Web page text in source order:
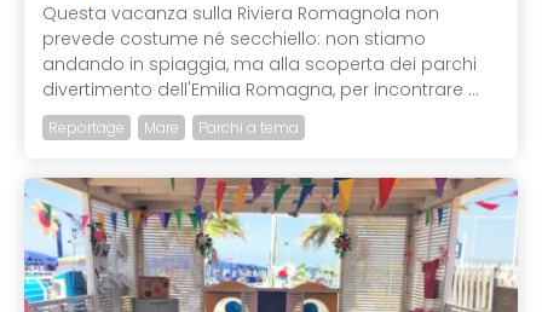
Questa vacanza sulla Riviera Romagnola non
prevede costume né secchiello: non stiamo
andando in spiaggia, ma alla scoperta dei parchi
divertimento dell'Emilia Romagna, per incontrare ...
Reportage Mare Parchi a tema